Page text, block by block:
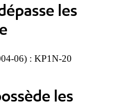
les
06) : KP1N-20
les